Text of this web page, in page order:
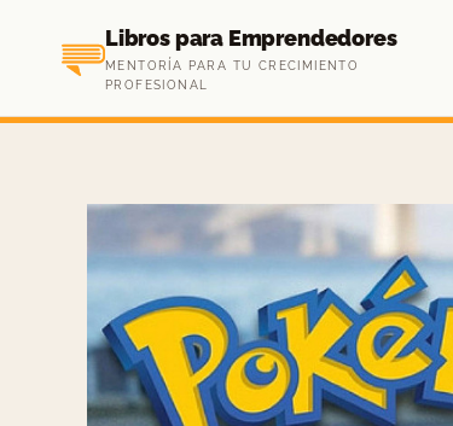
contenido
Libros para Emprendedores
MENTORÍA PARA TU CRECIMIENTO
PROFESIONAL